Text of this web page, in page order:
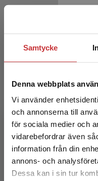
Samtycke
Denna webbplats
Vi använder
och annonserna till
för sociala medier och
vidarebefordrar även
information från din
annons- och
Dessa kan i sin tur
Wijk,